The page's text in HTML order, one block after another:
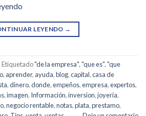
LEYENDO →
Etiquetado"de la empresa","que es","que
, aprender, ayuda,blog,capital,casa de
,dinero,donde,empeños,empresa,expertos,
,imagen, Información,inversion,joyería,
,negocio rentable,notas,plata,prestamo,